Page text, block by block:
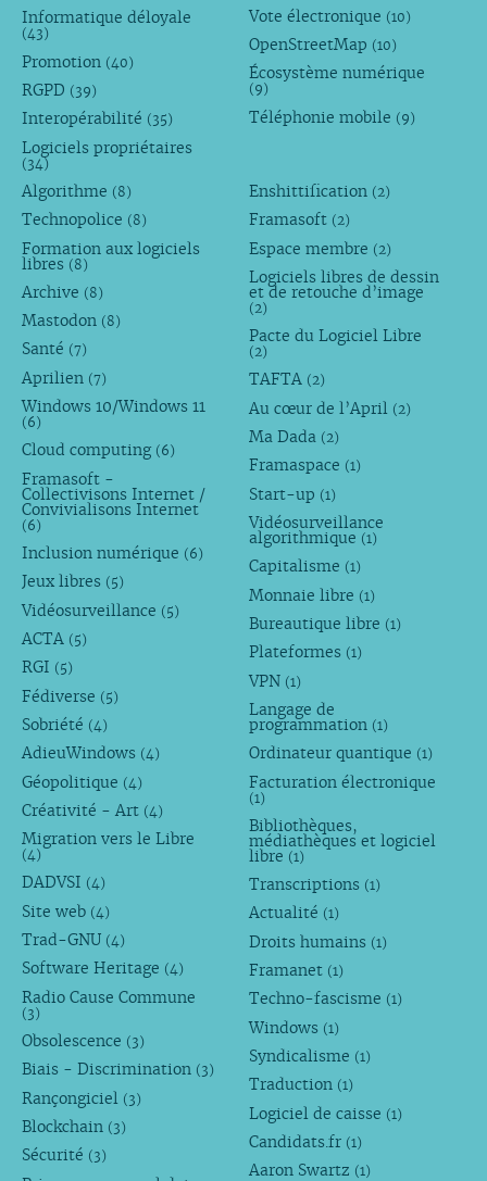
Informatique déloyale
(43)
Promotion (40)
RGPD (39)
Interopérabilité (35)
Logiciels propriétaires
(34)
Vote électronique (10)
OpenStreetMap (10)
Écosystème numérique
(9)
Téléphonie mobile (9)
Algorithme (8)
Technopolice (8)
Formation aux logiciels
libres (8)
Archive (8)
Mastodon (8)
Santé (7)
Aprilien (7)
Windows 10/Windows 11
(6)
Cloud computing (6)
Framasoft -
Collectivisons Internet /
Convivialisons Internet
(6)
Inclusion numérique (6)
Jeux libres (5)
Vidéosurveillance (5)
ACTA (5)
RGI (5)
Fédiverse (5)
Sobriété (4)
AdieuWindows (4)
Géopolitique (4)
Créativité - Art (4)
Migration vers le Libre
(4)
DADVSI (4)
Site web (4)
Trad-GNU (4)
Software Heritage (4)
Radio Cause Commune
(3)
Obsolescence (3)
Biais - Discrimination (3)
Rançongiciel (3)
Blockchain (3)
Sécurité (3)
Enshittification (2)
Framasoft (2)
Espace membre (2)
Logiciels libres de dessin
et de retouche d’image
(2)
Pacte du Logiciel Libre
(2)
TAFTA (2)
Au cœur de l’April (2)
Ma Dada (2)
Framaspace (1)
Start-up (1)
Vidéosurveillance
algorithmique (1)
Capitalisme (1)
Monnaie libre (1)
Bureautique libre (1)
Plateformes (1)
VPN (1)
Langage de
programmation (1)
Ordinateur quantique (1)
Facturation électronique
(1)
Bibliothèques,
médiathèques et logiciel
libre (1)
Transcriptions (1)
Actualité (1)
Droits humains (1)
Framanet (1)
Techno-fascisme (1)
Windows (1)
Syndicalisme (1)
Traduction (1)
Logiciel de caisse (1)
Candidats.fr (1)
Aaron Swartz (1)